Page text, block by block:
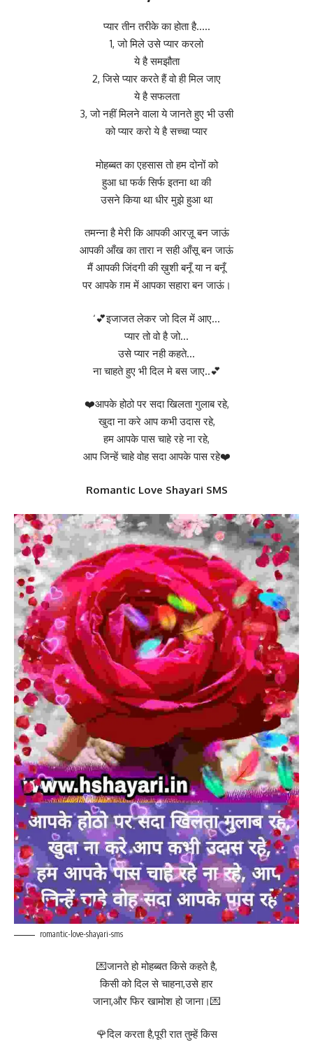
प्यार तीन तरीके का होता है…..
1, जो मिले उसे प्यार करलो
ये है समझौता
2, जिसे प्यार करते हैं वो ही मिल जाए
ये है सफलता
3, जो नहीं मिलने वाला ये जानते हुए भी उसी
को प्यार करो ये है सच्चा प्यार
मोहब्बत का एहसास तो हम दोनों को
हुआ धा फर्क सिर्फ इतना था की
उसने किया था धीर मुझे हुआ था
तमन्ना है मेरी कि आपकी आरज़ू बन जाऊं
आपकी आँख का तारा न सही आँसू बन जाऊं
मैं आपकी जिंदगी की ख़ुशी बनूँ या न बनूँ
पर आपके ग़म में आपका सहारा बन जाऊं।
‘💕इजाजत लेकर जो दिल में आए…
प्यार तो वो है जो…
उसे प्यार नही कहते…
ना चाहते हुए भी दिल मे बस जाए..💕
❤️आपके होठो पर सदा खिलता गुलाब रहे,
खुदा ना करे आप कभी उदास रहे,
हम आपके पास चाहे रहे ना रहे,
आप जिन्हें चाहे वोह सदा आपके पास रहे❤️
Romantic Love Shayari SMS
romantic-love-shayari-sms
💌जानते हो मोहब्बत किसे कहते है,
किसी को दिल से चाहना,उसे हार
जाना,और फिर खामोश हो जाना।💌
🌹दिल करता है,पूरी रात तुम्हें किस